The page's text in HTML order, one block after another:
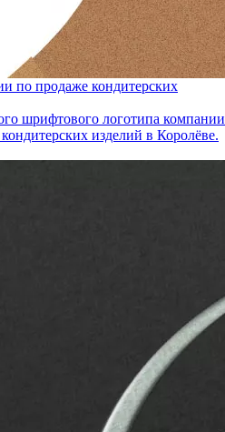
по продаже кондитерских
шрифтового логотипа компании
изделий в Королёве.